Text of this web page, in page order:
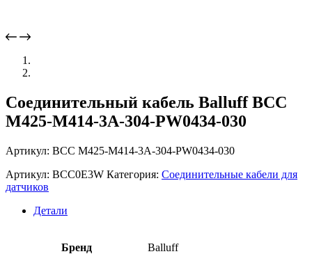
Соединительный кабель Balluff BCC
M425-M414-3A-304-PW0434-030
Артикул: BCC M425-M414-3A-304-PW0434-030
Артикул: BCC0E3W Категория: Соединительные кабели для
датчиков
Детали
Бренд Balluff